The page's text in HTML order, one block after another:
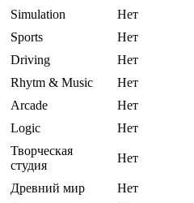
Simulation
Нет
Sports
Нет
Driving
Нет
Rhytm & Music
Нет
Arcade
Нет
Logic
Нет
Творческая
студия
Нет
Древний мир
Нет